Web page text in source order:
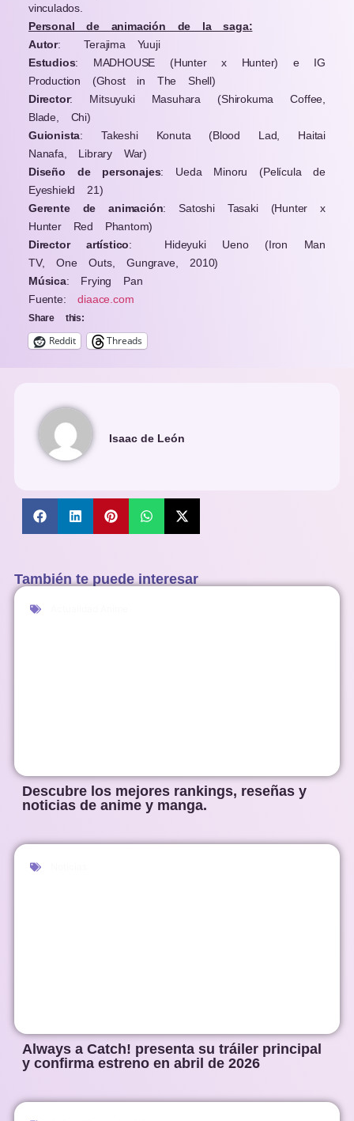
vinculados.
Personal de animación de la saga:
Autor:
Terajima Yuuji
Estudios: MADHOUSE (Hunter x Hunter) e
IG
Production
(Ghost in The Shell)
Director: Mitsuyuki Masuhara
(Shirokuma Coffee,
Blade, Chi)
Guionista: Takeshi Konuta
(Blood Lad, Haitai
Nanafa, Library War)
Diseño de personajes: Ueda Minoru
(Película de
Eyeshield 21)
Gerente de animación: Satoshi Tasaki
(Hunter x
Hunter Red Phantom)
Director artístico: Hideyuki Ueno
(Iron Man
TV, One Outs, Gungrave, 2010)
Música: Frying Pan
Fuente:diaace.com
Share this:
Reddit Threads
Isaac de León
También te puede interesar
Descubre los mejores rankings, reseñas y
noticias de anime y manga.
Always a Catch! presenta su tráiler principal
y confirma estreno en abril de 2026